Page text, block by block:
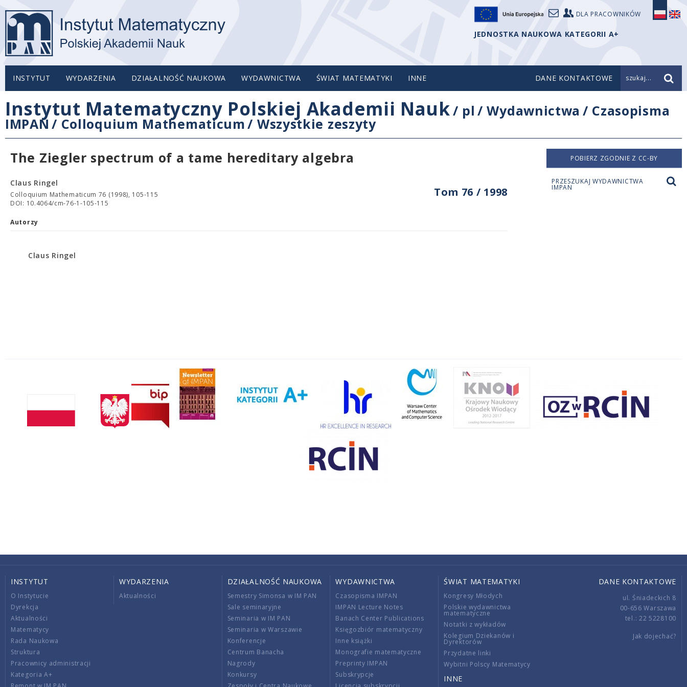
DLA PRACOWNIKÓW
JEDNOSTKA NAUKOWA KATEGORII A+
INSTYTUT WYDARZENIA DZIAŁALNOŚĆ NAUKOWA WYDAWNICTWA ŚWIAT MATEMATYKI INNE DANE KONTAKTOWE szukaj...
Instytut Matematyczny Polskiej Akademii Nauk/ pl /Wydawnictwa / Czasopisma
IMPAN / Colloquium Mathematicum/ Wszystkie zeszyty
The Ziegler spectrum of a tame hereditary algebra
Tom 76 / 1998
Claus Ringel
Colloquium Mathematicum 76 (1998), 105-115
DOI: 10.4064/cm-76-1-105-115
Autorzy
Claus Ringel
POBIERZ ZGODNIE Z CC-BY
PRZESZUKAJ WYDAWNICTWA
IMPAN
INSTYTUT
O Instytucie
Dyrekcja
Aktualności
Matematycy
Rada Naukowa
Struktura
Pracownicy administracji
Kategoria A+
WYDARZENIA
Aktualności
DZIAŁALNOŚĆ NAUKOWA
Semestry Simonsa w IM PAN
Sale seminaryjne
Seminaria w IM PAN
Seminaria w Warszawie
Konferencje
Centrum Banacha
Nagrody
Konkursy
WYDAWNICTWA
Czasopisma IMPAN
IMPAN Lecture Notes
Banach Center Publications
Księgozbiór matematyczny
Inne książki
Monografie matematyczne
Preprinty IMPAN
Subskrypcje
ŚWIAT MATEMATYKI
Kongresy Młodych
Polskie wydawnictwa
matematyczne
Notatki z wykładów
Kolegium Dziekanów i
Dyrektorów
Przydatne linki
Wybitni Polscy Matematycy
INNE
DANE KONTAKTOWE
ul. Śniadeckich 8
00-656 Warszawa
tel.: 22 5228100
Jak dojechać?